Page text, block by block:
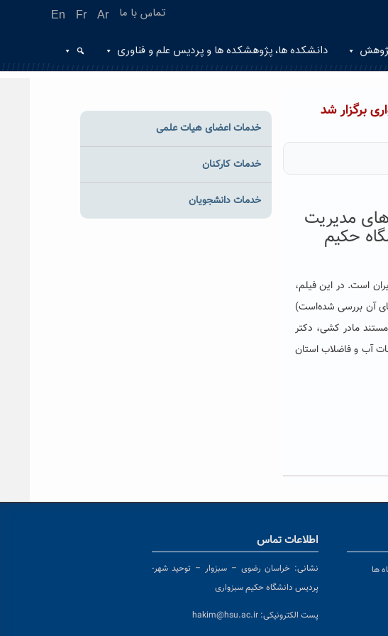
En Fr Ar تماس با ما
دانشکده ها، پژوهشکده ها و پردیس علم و فناوری
برگزار شد
مدیریت
حکیم
است. در این فیلم،
آن بررسی شده‌است)
مادر کشی، دکتر
آب و فاضلاب استان
خدمات اعضای هیات علمی
خدمات کارکنان
خدمات دانشجویان
ها
اطلاعات تماس
نشانی: خراسان رضوی – سبزوار – توحید شهر-
پردیس دانشگاه حکیم سبزواری
پست الکترونیکی: hakim@hsu.ac.ir